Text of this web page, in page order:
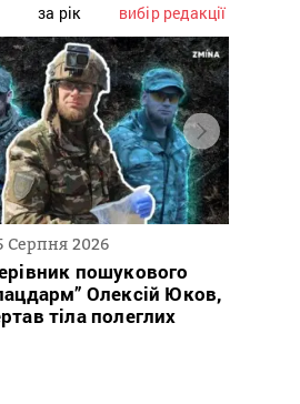
за рік вибір редакції
Серпня 2026
пошукового
Олексій Юков,
тіла полеглих